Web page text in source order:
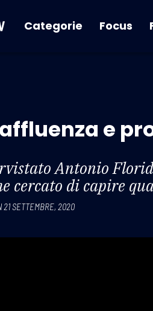
Categorie Focus
e
Antonio
cercato di capire
21 SETTEMBRE, 2020